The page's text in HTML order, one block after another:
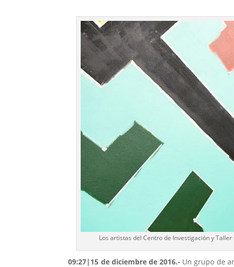
Los artistas del Centro de Investigación y
09:27|15 de diciembre de 2016.- Un grupo de